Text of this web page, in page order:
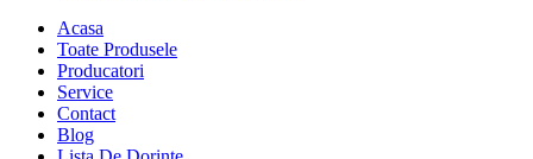
Acasa
Toate Produsele
Producatori
Service
Contact
Blog